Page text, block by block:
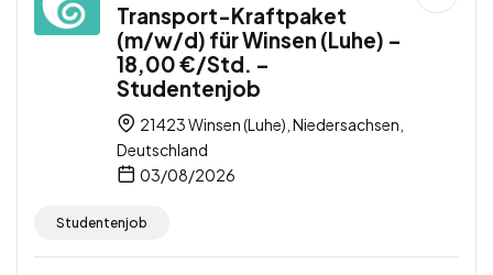
Transport-Kraftpaket
(m/w/d) für Winsen (Luhe) –
18,00 €/Std. –
Studentenjob
21423 Winsen (Luhe), Niedersachsen,
Deutschland
03/08/2026
Studentenjob